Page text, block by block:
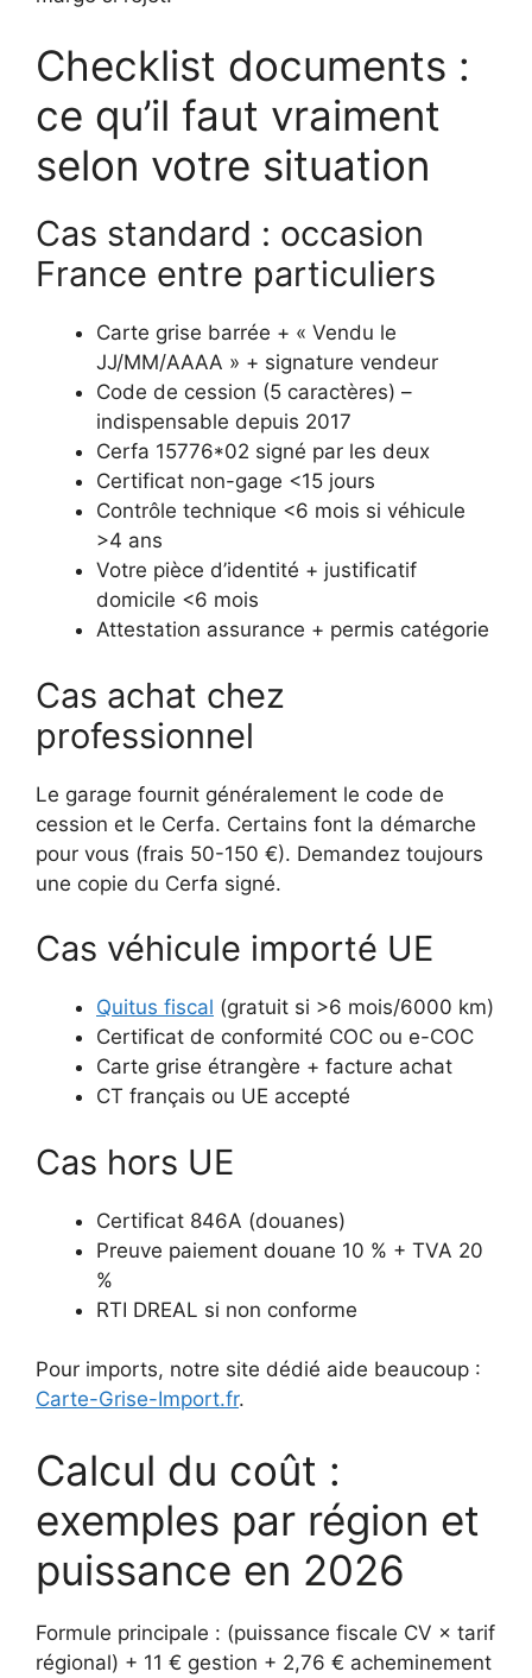
Checklist documents :
ce qu’il faut vraiment
selon votre situation
Cas standard : occasion
France entre particuliers
Carte grise barrée + « Vendu le
JJ/MM/AAAA » + signature vendeur
Code de cession (5 caractères) –
indispensable depuis 2017
Cerfa 15776*02 signé par les deux
Certificat non-gage <15 jours
Contrôle technique <6 mois si véhicule
>4 ans
Votre pièce d’identité + justificatif
domicile <6 mois
Attestation assurance + permis catégorie
Cas achat chez
professionnel
Le garage fournit généralement le code de
cession et le Cerfa. Certains font la démarche
pour vous (frais 50-150 €). Demandez toujours
une copie du Cerfa signé.
Cas véhicule importé UE
Quitus fiscal (gratuit si >6 mois/6000 km)
Certificat de conformité COC ou e-COC
Carte grise étrangère + facture achat
CT français ou UE accepté
Cas hors UE
Certificat 846A (douanes)
Preuve paiement douane 10 % + TVA 20
%
RTI DREAL si non conforme
Pour imports, notre site dédié aide beaucoup :
Carte-Grise-Import.fr.
Calcul du coût :
exemples par région et
puissance en 2026
Formule principale : (puissance fiscale CV × tarif
régional) + 11 € gestion + 2,76 € acheminement